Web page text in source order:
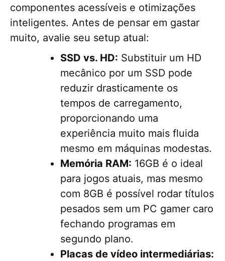
componentes acessíveis e otimizações
inteligentes. Antes de pensar em gastar
muito, avalie seu setup atual:
SSD vs. HD: Substituir um HD
mecânico por um SSD pode
reduzir drasticamente os
tempos de carregamento,
proporcionando uma
experiência muito mais fluida
mesmo em máquinas modestas.
Memória RAM: 16GB é o ideal
para jogos atuais, mas mesmo
com 8GB é possível rodar títulos
pesados sem um PC gamer caro
fechando programas em
segundo plano.
Placas de vídeo intermediárias: